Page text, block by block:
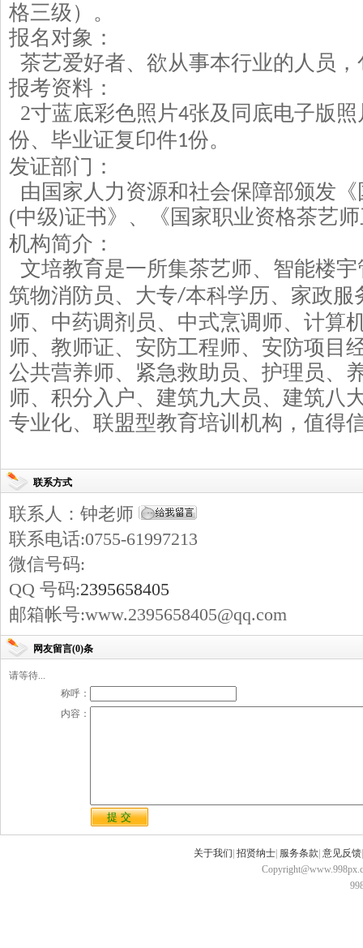
格三级）。
报名对象：
茶艺爱好者、欲从事本行业的人员
报考资料：
2寸蓝底彩色照片4张及同底电子版照
份、毕业证复印件1份。
发证部门 ：
由国家人力资源和社会保障部颁发
(中级)证书》、《国家职业资格茶艺
机构简介：
文培教育是一所集茶艺师、智能楼
筑物消防员、大专/本科学历、家政服
师、中药调剂员、中式烹调师、计算
师、教师证、安防工程师、安防项目
公共营养师、紧急救助员、护理员、
师、积分入户、建筑九大员、建筑八
专业化、联盟型教育培训机构，值得
联系方式
联系人：钟老师
联系电话:0755-61997213
微信号码:
QQ 号码:2395658405
邮箱帐号:www.2395658405@qq.com
网友留言(0)条
请等待...
称呼：
内容：
关于我们 招贤纳士 服务条款 意见反馈